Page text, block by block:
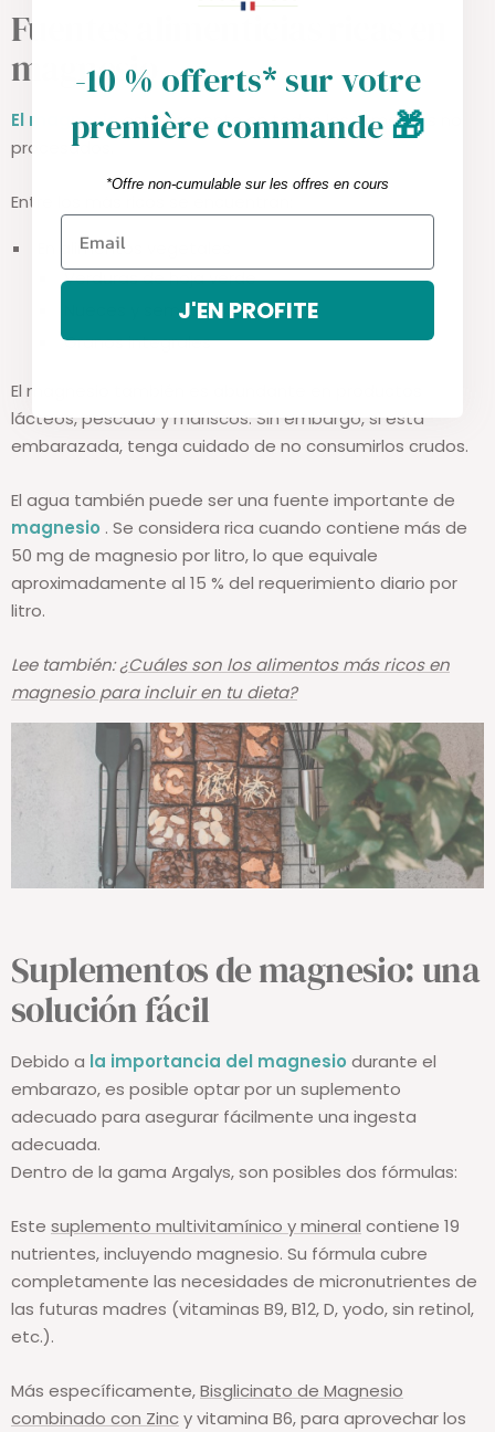
Fuentes alimenticias ricas en
magnesio
El magnesioestá presente en todos los alimentos no
procesados.
Entre los más ricos se encuentran:
En alimentos vegetales
Verduras de hoja verde
Nueces y semillas
Granos integrales
El magnesio también es abundante en productos
lácteos, pescado y mariscos. Sin embargo, si está
embarazada, tenga cuidado de no consumirlos crudos.
El agua también puede ser una fuente importante de
magnesio . Se considera rica cuando contiene más de
50 mg de magnesio por litro, lo que equivale
aproximadamente al 15 % del requerimiento diario por
litro.
Lee también:¿Cuáles son los alimentos más ricos en
magnesio para incluir en tu dieta?
Suplementos de magnesio: una
solución fácil
Debido a la importancia del magnesio durante el
embarazo, es posible optar por un suplemento
adecuado para asegurar fácilmente una ingesta
adecuada.
Dentro de la gama Argalys, son posibles dos fórmulas:
Este suplemento multivitamínico y mineral contiene 19
nutrientes, incluyendo magnesio. Su fórmula cubre
completamente las necesidades de micronutrientes de
las futuras madres (vitaminas B9, B12, D, yodo, sin retinol,
etc.).
Más específicamente,Bisglicinato de Magnesio
combinado con Zincy vitamina B6, para aprovechar los
-10 % offerts* sur votre
première commande🎁
*Offre non-cumulable sur les offres en cours
J'EN PROFITE